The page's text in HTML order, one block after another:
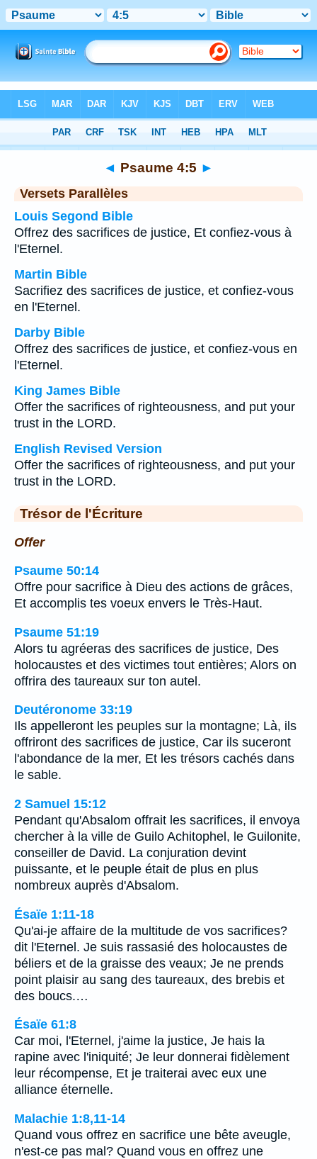
Chapitre 4> Verset 5
◄ Psaume 4:5 ►
Versets Parallèles
Louis Segond Bible
Offrez des sacrifices de justice, Et confiez-vous à
l'Eternel.
Martin Bible
Sacrifiez des sacrifices de justice, et confiez-vous
en l'Eternel.
Darby Bible
Offrez des sacrifices de justice, et confiez-vous en
l'Eternel.
King James Bible
Offer the sacrifices of righteousness, and put your
trust in the LORD.
English Revised Version
Offer the sacrifices of righteousness, and put your
trust in the LORD.
Trésor de l'Écriture
Offer
Psaume 50:14
Offre pour sacrifice à Dieu des actions de grâces,
Et accomplis tes voeux envers le Très-Haut.
Psaume 51:19
Alors tu agréeras des sacrifices de justice, Des
holocaustes et des victimes tout entières; Alors on
offrira des taureaux sur ton autel.
Deutéronome 33:19
Ils appelleront les peuples sur la montagne; Là, ils
offriront des sacrifices de justice, Car ils suceront
l'abondance de la mer, Et les trésors cachés dans
le sable.
2 Samuel 15:12
Pendant qu'Absalom offrait les sacrifices, il envoya
chercher à la ville de Guilo Achitophel, le Guilonite,
conseiller de David. La conjuration devint
puissante, et le peuple était de plus en plus
nombreux auprès d'Absalom.
Ésaïe 1:11-18
Qu'ai-je affaire de la multitude de vos sacrifices?
dit l'Eternel. Je suis rassasié des holocaustes de
béliers et de la graisse des veaux; Je ne prends
point plaisir au sang des taureaux, des brebis et
des boucs.…
Ésaïe 61:8
Car moi, l'Eternel, j'aime la justice, Je hais la
rapine avec l'iniquité; Je leur donnerai fidèlement
leur récompense, Et je traiterai avec eux une
alliance éternelle.
Malachie 1:8,11-14
Quand vous offrez en sacrifice une bête aveugle,
n'est-ce pas mal? Quand vous en offrez une